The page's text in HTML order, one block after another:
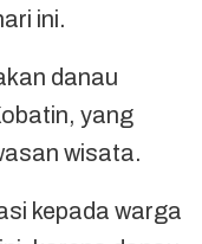
ini.
danau
yang
wisata.
kepada warga